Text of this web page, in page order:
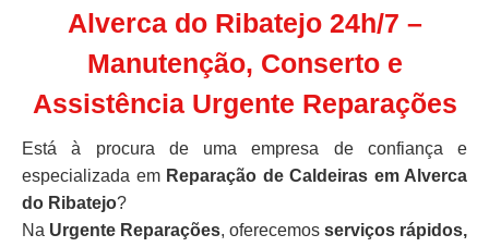
Alverca do Ribatejo 24h/7 –
Manutenção, Conserto e
Assistência Urgente Reparações
Está à procura de uma empresa de confiança e
especializada em Reparação de Caldeiras em Alverca
do Ribatejo?
Na Urgente Reparações, oferecemos serviços rápidos,